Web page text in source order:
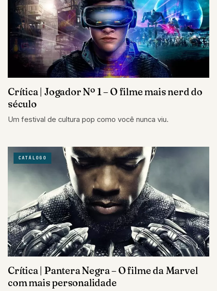
Crítica | Jogador Nº 1 – O filme mais nerd do
século
Um festival de cultura pop como você nunca viu.
CATÁLOGO
Crítica | Pantera Negra – O filme da Marvel
com mais personalidade